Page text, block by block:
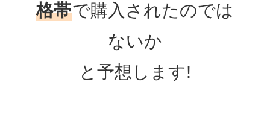
格帯で購入されたのでは
ないか
と予想します!